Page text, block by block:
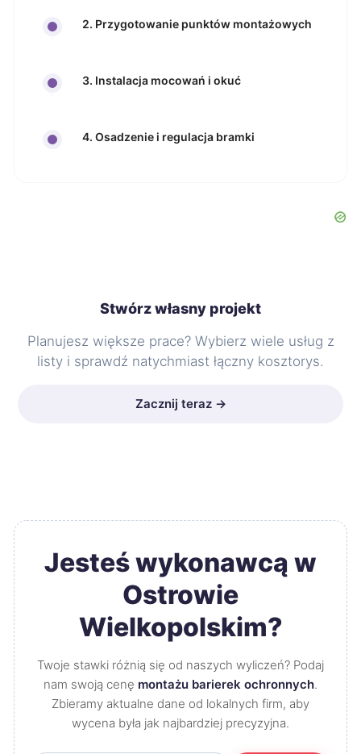
2. Przygotowanie punktów montażowych
3. Instalacja mocowań i okuć
4. Osadzenie i regulacja bramki
Stwórz własny projekt
Planujesz większe prace? Wybierz wiele usług z
listy i sprawdź natychmiast łączny kosztorys.
Zacznij teraz →
Jesteś wykonawcą w
Ostrowie
Wielkopolskim?
Twoje stawki różnią się od naszych wyliczeń? Podaj
nam swoją cenę montażu barierek ochronnych.
Zbieramy aktualne dane od lokalnych firm, aby
wycena była jak najbardziej precyzyjna.